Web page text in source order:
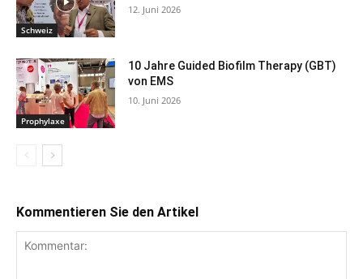
Schweiz
12. Juni 2026
Prophylaxe
10 Jahre Guided Biofilm Therapy (GBT)
von EMS
10. Juni 2026
Kommentieren Sie den Artikel